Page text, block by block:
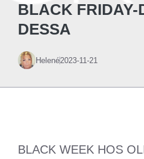
BLACK FRIDAY-
DESSA
Helené2023-11-21
BLACK WEEK HOS